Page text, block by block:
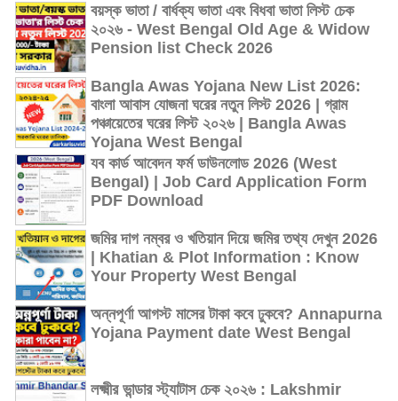
বয়স্ক ভাতা / বার্ধক্য ভাতা এবং বিধবা ভাতা লিস্ট চেক
২০২৬ - West Bengal Old Age & Widow
Pension list Check 2026
Bangla Awas Yojana New List 2026:
বাংলা আবাস যোজনা ঘরের নতুন লিস্ট 2026 | গ্রাম
পঞ্চায়েতের ঘরের লিস্ট ২০২৬ | Bangla Awas
Yojana West Bengal
যব কার্ড আবেদন ফর্ম ডাউনলোড 2026 (West
Bengal) | Job Card Application Form
PDF Download
জমির দাগ নম্বর ও খতিয়ান দিয়ে জমির তথ্য দেখুন 2026
| Khatian & Plot Information : Know
Your Property West Bengal
অন্নপূর্ণা আগস্ট মাসের টাকা কবে ঢুকবে? Annapurna
Yojana Payment date West Bengal
লক্ষ্মীর ভান্ডার স্ট্যাটাস চেক ২০২৬ : Lakshmir